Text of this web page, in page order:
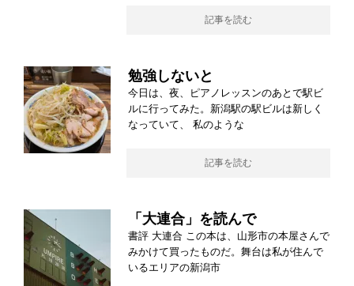
記事を読む
勉強しないと
今日は、夜、ピアノレッスンのあとで駅ビ
ルに行ってみた。新潟駅の駅ビルは新しく
なっていて、 私のような
記事を読む
「大連合」を読んで
書評 大連合 この本は、山形市の本屋さんで
みかけて買ったものだ。舞台は私が住んで
いるエリアの新潟市